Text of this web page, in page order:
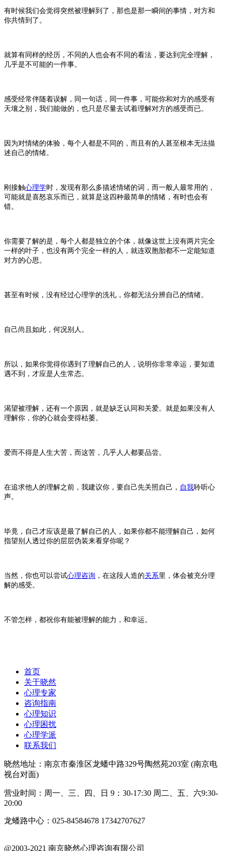
有时候我们会觉得突然被理解到了，那也是那一瞬间的事情，对方和
你共情到了。
就算有同样的经历，不同的人也会有不同的看法，要达到完全理解，
几乎是不可能的一件事。
感受经常伴随着误解，同一句话，同一件事，可能你和对方的感受有
天壤之别，我们能做的，也只是尽量去试着理解对方的感受而已。
因为对情绪的体验，每个人都是不同的，而且有的人甚至根本无法描
述自己的情绪。
刚接触心理学时，发现有那么多描述情绪的词，而一般人最常用的，
可能就是喜怒哀乐而已，就算是这四种最简单的情绪，有时也会有
错。
你需要了解的是，每个人都是独立的个体，就像这世上没有两片完全
一样的叶子，也没有两个完全一样的人，就连双胞胎都不一定能知道
对方的心思。
甚至有时候，没有经过心理学的洗礼，你都无法分辨自己的情绪。
自己尚且如此，何况别人。
所以，如果你觉得你遇到了理解自己的人，说明你非常幸运，要知道
遇不到，才应是人生常态。
渴望被理解，还有一个原因，就是缺乏认同和关爱。就是如果没有人
理解你，你的心就会变得枯萎。
爱而不得是人生大苦，而这苦，几乎人人都要品尝。
在追求他人的理解之前，我建议你，要自己先关照自己， 自我聆听心
声。
毕竟，自己才应该是最了解自己的人，如果你都不能理解自己，如何
指望别人透过你的层层伪装来看穿你呢？
当然，你也可以尝试心理咨询 ，在这段人造的关系里，体会被充分理
解的感受。
不管怎样，都祝你有能被理解的能力，和幸运。
首页
关于晓然
心理专家
咨询指南
心理知识
心理困扰
心理学派
联系我们
晓然地址：南京市秦淮区龙蟠中路329号陶然苑203室 (南京电
视台对面)
营业时间：周一、三、四、日 9：30-17:30 周二、五、六9:30-
20:00
龙蟠路中心：025-84584678 17342707627
@2003-2021 南京晓然心理咨询有限公司